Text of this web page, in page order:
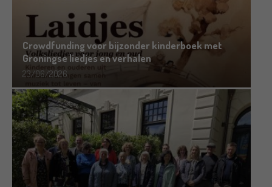
Crowdfunding voor bijzonder kinderboek met
Groningse liedjes en verhalen
23/06/2026